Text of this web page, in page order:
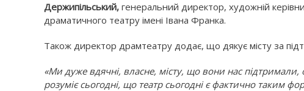
Держипільський, генеральний директор, художній
драматичного театру імені Івана Франка.
Також директор драмтеатру додає, що дякує місту за
«Ми дуже вдячні, власне, місту, що вони нас підтримали,
розуміє сьогодні, що театр сьогодні є фактично таким